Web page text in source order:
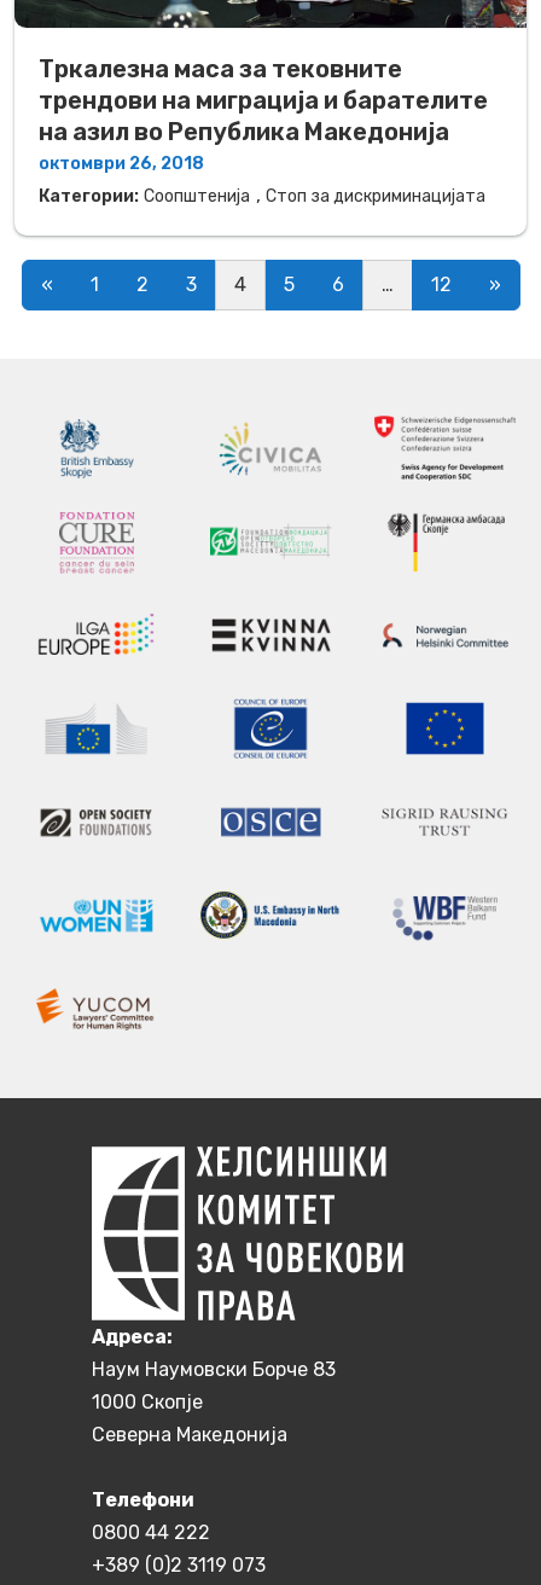
Тркалезна маса за тековните
трендови на миграција и барателите
на азил во Република Македонија
октомври 26, 2018
Категории: Соопштенија , Стоп за дискриминацијата
Posts navigation
« 1 2 3 4 5 6 … 12 »
Aдреса:
Наум Наумовски Борче 83
1000 Скопје
Северна Македонија
Телефони
0800 44 222
+389 (0)2 3119 073